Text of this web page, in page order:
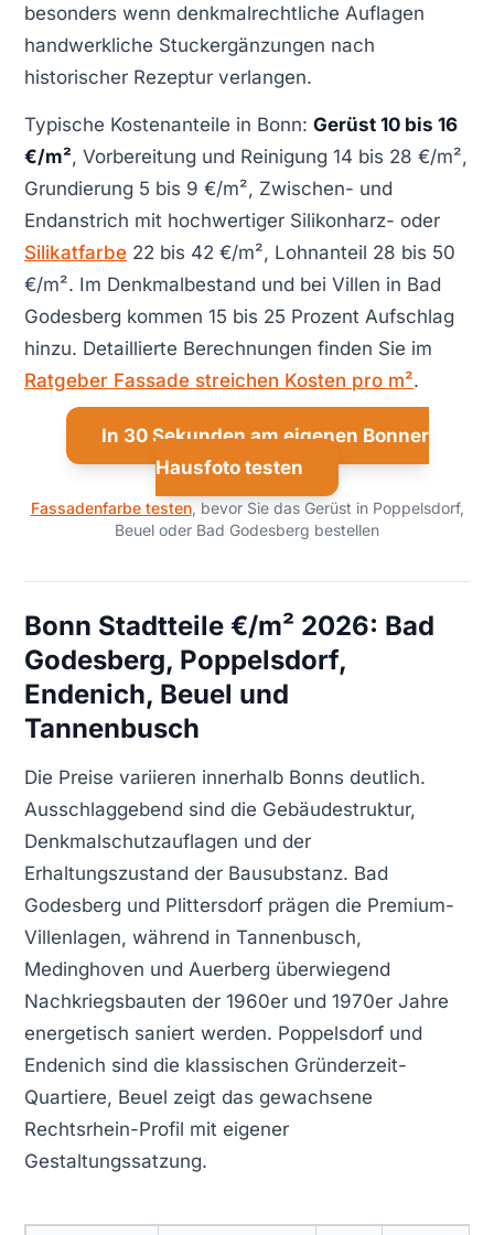
besonders wenn denkmalrechtliche Auflagen
handwerkliche Stuckergänzungen nach
historischer Rezeptur verlangen.
Typische Kostenanteile in Bonn: Gerüst 10 bis 16
€/m², Vorbereitung und Reinigung 14 bis 28 €/m²,
Grundierung 5 bis 9 €/m², Zwischen- und
Endanstrich mit hochwertiger Silikonharz- oder
Silikatfarbe 22 bis 42 €/m², Lohnanteil 28 bis 50
€/m². Im Denkmalbestand und bei Villen in Bad
Godesberg kommen 15 bis 25 Prozent Aufschlag
hinzu. Detaillierte Berechnungen finden Sie im
Ratgeber Fassade streichen Kosten pro m².
In 30 Sekunden am eigenen Bonner
Hausfoto testen
Fassadenfarbe testen, bevor Sie das Gerüst in Poppelsdorf,
Beuel oder Bad Godesberg bestellen
Bonn Stadtteile €/m² 2026: Bad
Godesberg, Poppelsdorf,
Endenich, Beuel und
Tannenbusch
Die Preise variieren innerhalb Bonns deutlich.
Ausschlaggebend sind die Gebäudestruktur,
Denkmalschutzauflagen und der
Erhaltungszustand der Bausubstanz. Bad
Godesberg und Plittersdorf prägen die Premium-
Villenlagen, während in Tannenbusch,
Medinghoven und Auerberg überwiegend
Nachkriegsbauten der 1960er und 1970er Jahre
energetisch saniert werden. Poppelsdorf und
Endenich sind die klassischen Gründerzeit-
Quartiere, Beuel zeigt das gewachsene
Rechtsrhein-Profil mit eigener
Gestaltungssatzung.